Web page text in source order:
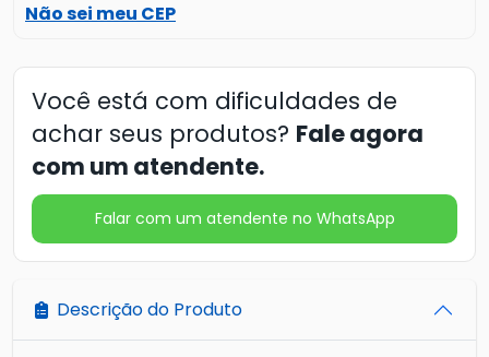
Não sei meu CEP
Você está com dificuldades de
achar seus produtos? Fale agora
com um atendente.
Falar com um atendente no WhatsApp
Descrição do Produto